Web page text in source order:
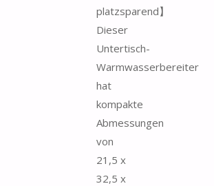
platzsparend】
Dieser
Untertisch-
Warmwasserbereiter
hat
kompakte
Abmessungen
von
21,5 x
32,5 x